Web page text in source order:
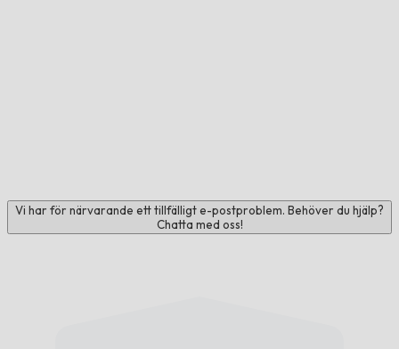
Vi har för närvarande ett tillfälligt e-postproblem. Behöver du hjälp?
Chatta med oss!